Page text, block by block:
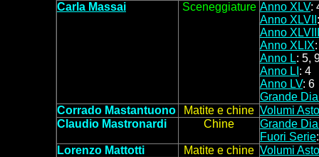
Carla Massai
Sceneggiature Anno XLV:
Anno XLVII
Anno XLVIII
Anno XLIX
Anno L: 5,
Anno LI : 4
Anno LV: 6
Grande
Corrado Mastantuono
Matite e chine Volumi
C laudio Mastronardi Chine
Grande
Fuori Serie
Lorenzo Mattotti
Matite e chine Volumi